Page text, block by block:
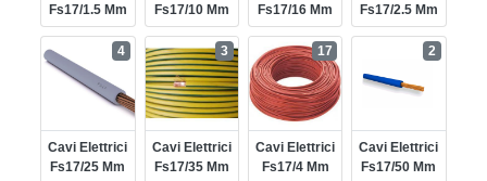
Fs17/1.5 Mm
Fs17/10 Mm
Fs17/16 Mm
Fs17/2.5 Mm
Cavi Elettrici
Fs17/25 Mm
4
Cavi Elettrici
Fs17/35 Mm
3
Cavi Elettrici
Fs17/4 Mm
17
Cavi Elettrici
Fs17/50 Mm
2